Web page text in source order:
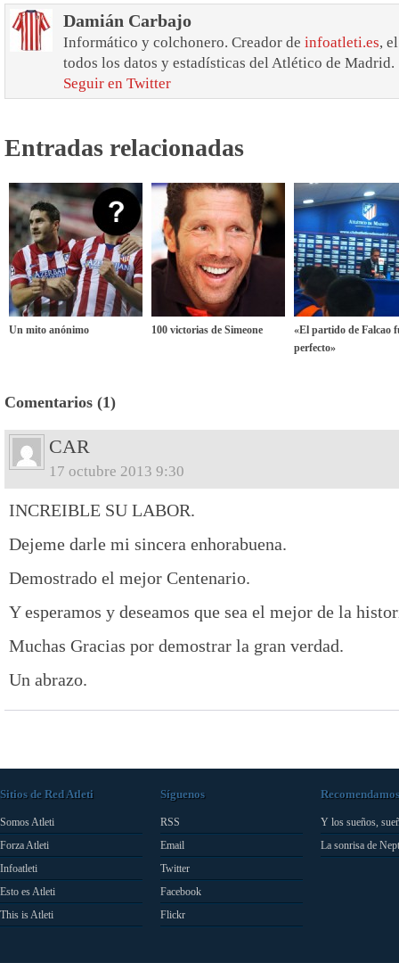
Damián Carbajo
Informático y colchonero. Creador de infoatleti.es,
todos los datos y estadísticas del Atlético de Madrid.
Seguir en Twitter
Entradas relacionadas
Un mito anónimo 100 victorias de Simeone
«El partido de Falcao
perfecto»
Comentarios (1)
CAR
17 octubre 2013 9:30
INCREIBLE SU LABOR.
Dejeme darle mi sincera enhorabuena.
Demostrado el mejor Centenario.
Y esperamos y deseamos que sea el mejor de la
Muchas Gracias por demostrar la gran verdad.
Un abrazo.
Sitios de Red Atleti
Somos Atleti
Forza Atleti
Infoatleti
Esto es Atleti
This is Atleti
Síguenos
RSS
Email
Twitter
Facebook
Flickr
Recomendamos
Y los sueños,
La sonrisa de